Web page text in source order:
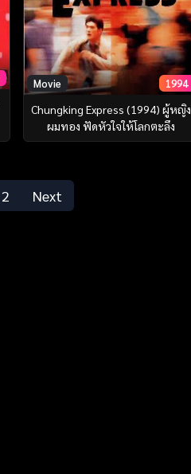
Movie 1994
Chungking Express (1994) ผู้หญิง
ผมทอง ฟัดหัวใจให้โลกตะลึง
2 Next